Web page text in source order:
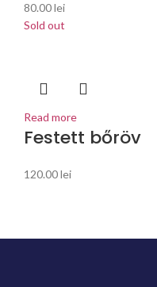
80.00lei
Sold out
Read more
Festett bőröv
120.00lei